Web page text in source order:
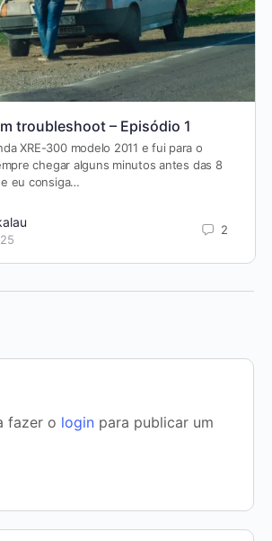
troubleshoot – Episódio 1
XRE-300 modelo 2011 e fui para o
chegar alguns minutos antes das 8
eu consiga…
2
fazer o login para publicar um